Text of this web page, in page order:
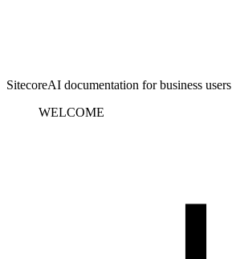
SitecoreAI documentation for business users
WELCOME